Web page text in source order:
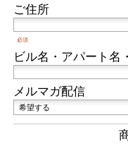
ご住所
必須
ビル名・アパート名
メルマガ配信